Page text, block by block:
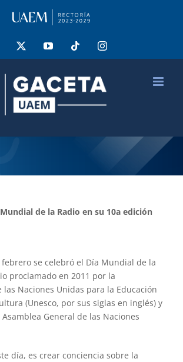
Facebook YouTube Tiktok Instagram
de la Radio en su 10a edición
febrero se celebró el Día Mundial de la
proclamado en 2011 por la
las Naciones Unidas para la Educación
(Unesco, por sus siglas en inglés) y
General de las Naciones
día, es crear conciencia sobre la